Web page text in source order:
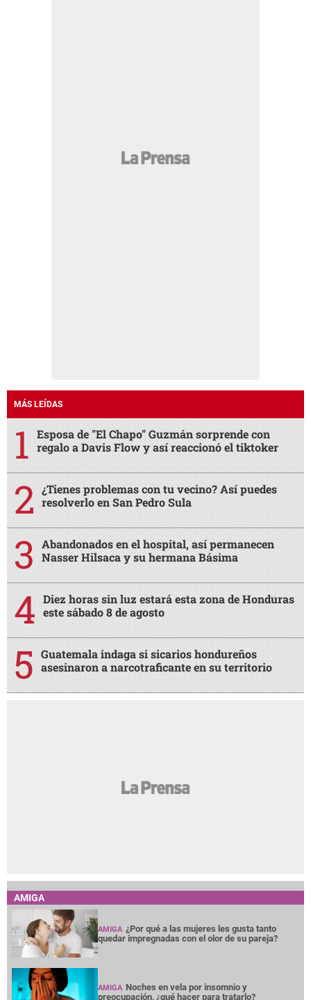
MÁS LEÍDAS
Esposa de "El Chapo" Guzmán sorprende con
regalo a Davis Flow y así reaccionó el tiktoker
¿Tienes problemas con tu vecino? Así puedes
resolverlo en San Pedro Sula
Abandonados en el hospital, así permanecen
Nasser Hilsaca y su hermana Básima
Diez horas sin luz estará esta zona de Honduras
este sábado 8 de agosto
Guatemala indaga si sicarios hondureños
asesinaron a narcotraficante en su territorio
AMIGA
AMIGA ¿Por qué a las mujeres les gusta tanto
quedar impregnadas con el olor de su pareja?
AMIGA Noches en vela por insomnio y
preocupación, ¿qué hacer para tratarlo?